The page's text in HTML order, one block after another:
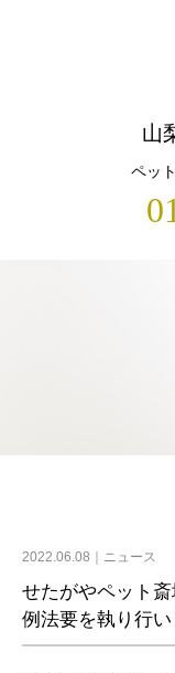
山
ペッ
2022.06.08 ニュース
せたがやペット
例法要を執り行い